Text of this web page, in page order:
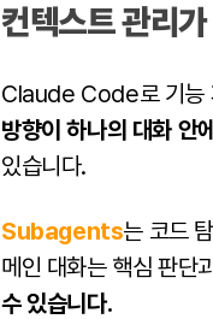
컨텍스트 관리
Claude Code로 기능
방향이 하나의 대화 안
있습니다.
Subagents는 코드
메인 대화는 핵심 판단
수 있습니다.